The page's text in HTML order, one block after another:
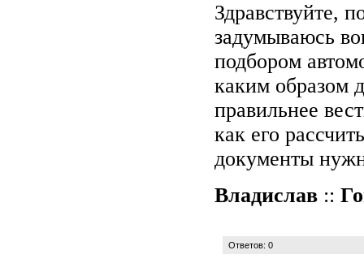
Здравствуйте,
задумываюсь
подбором
каким образом
правильнее
как его
документы
Владислав ::
Ответов: 0